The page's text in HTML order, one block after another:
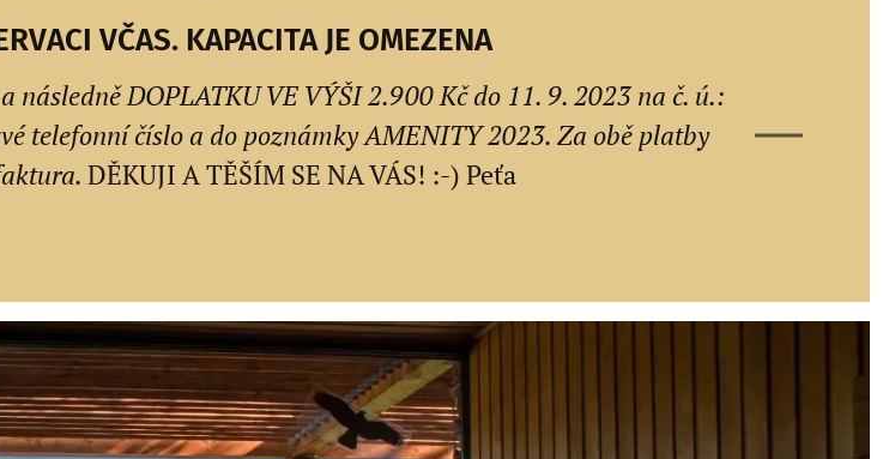
VČAS. KAPACITA JE OMEZENA
DOPLATKU VE VÝŠI 2.900 Kč do 11. 9. 2023 na č. ú.:
telefonní číslo a do poznámky AMENITY 2023. Za obě platby
DĚKUJI A TĚŠÍM SE NA VÁS! :-) Peťa